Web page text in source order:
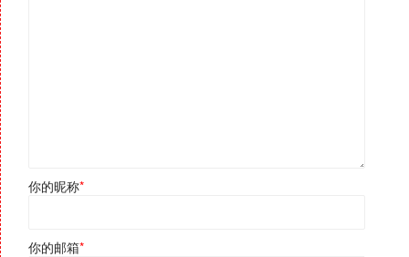
你的昵称*
你的邮箱*